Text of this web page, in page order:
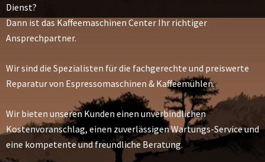
Dienst?
Dann ist das Kaffeemaschinen Center Ihr richtiger
Ansprechpartner.
Wir sind die Spezialisten für die fachgerechte und preiswerte
Reparatur von Espressomaschinen & Kaffeemühlen.
Wir bieten unseren Kunden einen unverbindlichen
Kostenvoranschlag, einen zuverlässigen Wartungs-Service und
eine kompetente und freundliche Beratung.